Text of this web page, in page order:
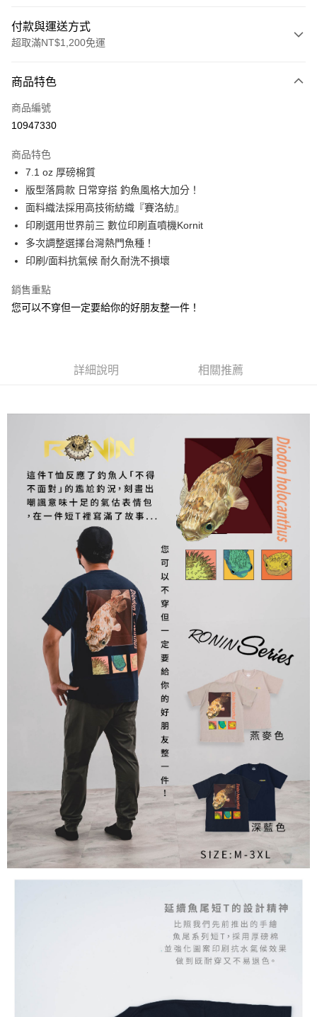
付款與運送方式
超取滿NT$1,200免運
信用卡一次付款
信用卡分期付款
合作金庫商業銀行
華南商業銀行
上海商業儲蓄銀行
台北富邦商業銀行
國泰世華商業銀行
兆豐國際商業銀行
臺灣中小企業銀行
台中商業銀行
匯豐（台灣）商業銀行
聯邦商業銀行
元大商業銀行
台新國際商業銀行
台灣樂天信用卡公司
超商取貨付款
Apple Pay
街口支付
悠遊付
相關說明
【大哥付你分期使用說明】
3.實際核准額度、可分期數及費用金額請依後續交易確認頁面所載為準。
醒簡訊。
2.透過簡訊連結打開帳單後，可選擇「超商條碼／台灣大直營門市／銀行轉
帳／街口支付／iPASS MONEY」等通路繳費。
【注意事項】
1.本服務係由「台灣大哥大股份有限公司」（以下簡稱本公司）所提供，讓
用戶於交易時，得透過本服務購買商品或服務，並由商店將買賣／分期付款
買賣價金債權讓與本公司後，依約使用本公司帳單繳交帳款。
2.基於同意付款使用「大哥付你分期」之契約關係目的，商店將以您的個人
資料（包含姓名、電話或地址）提供予台灣大哥大進項蒐集、處理及利用，
由本公司與您本人進行分期帳單所需資料之確認、核對及更正。
3.完整用戶服務條款，請詳閱以下連結：https://oppay.tw/userRule
AFTEE先享後付
３．安心：先確認商品／服務後，再付款。
【「AFTEE先享後付」結帳流程】
１．於結帳方式選擇「AFTEE先享後付」後，將跳轉至「AFTEE先享後付」
結帳頁面，進行簡訊認證並確認金額後，即可完成結帳。
２．訂單成立數日內，您將收到繳費通知簡訊。
３．收到繳費通知簡訊後14天內，點擊此簡訊中的連結，可透過四大超商／
ATM／網路銀行／等多元方式進行付款，方視為交易完成。
※ 請注意：結帳手續完成當下不需立刻繳費，但若您需要取消訂單，請聯絡
購買商品的店家。未經商家同意取消之訂單仍視為有效，需透過AFTEE先享
後付繳納相關費用。
※ 交易是否成功請以「AFTEE先享後付 」之結帳頁面顯示為準，若有關於
是否繳費成功／繳費後需取消欲退款等相關疑問，請聯繫「AFTEE先享後付
客戶支援中心」https://netprotections.freshdesk.com/support/home
【注意事項】
１．透過由恩沛科技股份有限公司提供之「AFTEE先享後付」服務完成之交
易，需依本服務之必要範圍內提供個人資料，並將交易相關給付款項請求債
權轉讓予恩沛科技股份有限公司。
２．關於個人資料處理事宜，請瀏覽以下網址：
https://aftee.tw/terms/#terms3
３．未成年的使用者請事先徵得法定代理人或監護人之同意方可使用
「AFTEE先享後付」，若未經同意申辦者引起之損失，本公司不負相關責
４．使用「AFTEE先享後付」時，將依據個別帳號之用戶狀況，依本公司即
時審查核予不同之上限額度；若仍有額度不足之情形，本公司將視審查結果
請求用戶進行身份認證。
５．嚴禁一人註冊多個帳號或使用他人資訊註冊。若發現惡意使用之情形，
恩沛科技股份有限公司將有權停止該用戶之使用額度並採取法律行動。
全家取貨付款
每筆NT$60，滿NT$1,200(含以上)免運費
付款後全家取貨
每筆NT$60，滿NT$1,200(含以上)免運費
每筆NT$60，滿NT$1,200(含以上)免運費
付款後7-11取貨
每筆NT$60，滿NT$1,200(含以上)免運費
一般宅配（門市自取請勿下單，請聯繫客服）
每筆NT$100，滿NT$2,000(含以上)免運費
離島一般宅配
每筆NT$200，滿NT$2,000(含以上)免運費
貨到付款（門市自取請勿下單，請聯繫客服）
每筆NT$200，滿NT$3,000(含以上)免運費
國家/地區配送(**下單前請私訊客服確認實際運費(運費另
計)，訂單才得以成立**)
商品特色
商品編號
10947330
商品特色
7.1 oz 厚磅棉質
版型落肩款 日常穿搭 釣魚風格大加分！
面料織法採用高技術紡織『賽洛紡』
印刷選用世界前三 數位印刷直噴機Kornit
多次調整選擇台灣熱門魚種！
印刷/面料抗氣候 耐久耐洗不損壞
銷售重點
您可以不穿但一定要給你的好朋友整一件！
詳細說明 相關推薦